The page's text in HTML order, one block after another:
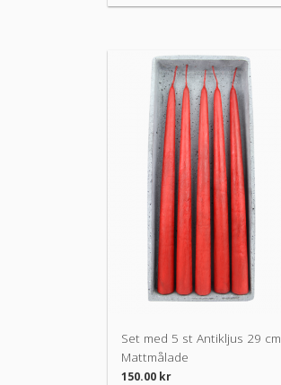
Set med 5 st Antikljus 29 cm
Mattmålade
150.00 kr